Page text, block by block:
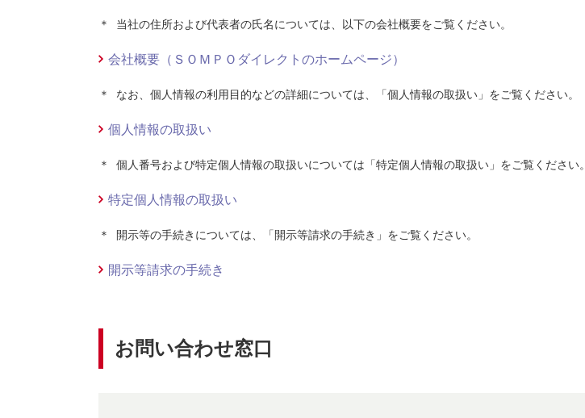
＊ 当社の住所および代表者の氏名については、以下の会社概要をご覧ください。
会社概要（ＳＯＭＰＯダイレクトのホームページ）
＊ なお、個人情報の利用目的などの詳細については、「個人情報の取扱い」をご覧ください。
個人情報の取扱い
＊ 個人番号および特定個人情報の取扱いについては「特定個人情報の取扱い」をご覧ください。
特定個人情報の取扱い
＊ 開示等の手続きについては、「開示等請求の手続き」をご覧ください。
開示等請求の手続き
お問い合わせ窓口